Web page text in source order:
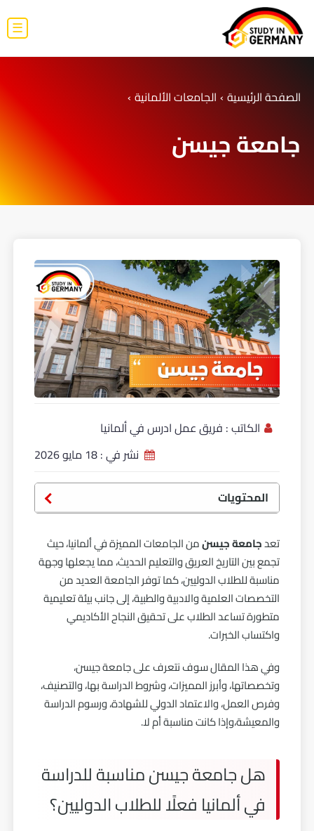
☰
الصفحة الرئيسية › الجامعات الألمانية ›
جامعة جيسن
الكاتب : فريق عمل ادرس في ألمانيا
نشر في :18 مايو 2026
المحتويات
تعدجامعة جيسنمن الجامعات المميزة في ألمانيا، حيث
تجمع بين التاريخ العريق والتعليم الحديث، مما يجعلها وجهة
مناسبة للطلاب الدوليين، كما توفر الجامعة العديد من
التخصصات العلمية والادبية والطبية، إلى جانب بيئة تعليمية
متطورة تساعد الطلاب على تحقيق النجاح الأكاديمي
واكتساب الخبرات.
وفي هذا المقال سوف نتعرف على جامعة جيسن،
وتخصصاتها، وأبرز المميزات، وشروط الدراسة بها، والتصنيف،
وفرص العمل، والاعتماد الدولي للشهادة، ورسوم الدراسة
والمعيشة،وإذا كانت مناسبة أم لا.
هل جامعة جيسن مناسبة للدراسة
في ألمانيا فعلًا للطلاب الدوليين؟